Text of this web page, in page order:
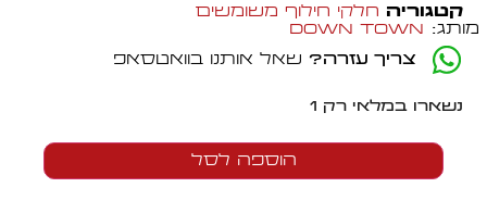
קטגוריה חלקי חילוף משומשים
מותג: Down Town
צריך עזרה? שאל אותנו בוואטסאפ
נשארו במלאי רק 1
הוספה לסל